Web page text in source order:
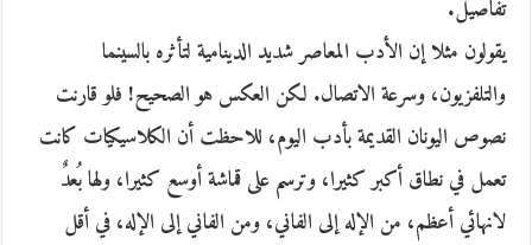
تفاصيل.
يقولون مثلا إن الأدب المعاصر شديد الدينامية لتأثره بالسينما
والتلفزيون، وسرعة الاتصال. لكن العكس هو الصحيح! فلو قارنت
نصوص اليونان القديمة بأدب اليوم، للاحظت أن الكلاسيكيات كانت
تعمل في نطاق أكبر كثيرا، وترسم على قماشة أوسع كثيرا، ولها بُعدٌ
لانهائي أعظم، من الإله إلى الفاني، ومن الفاني إلى الإله، في أقل